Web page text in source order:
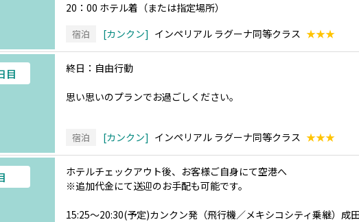
20：00 ホテル着（または指定場所）
宿泊 カンクン インペリアル ラグーナ同等クラス ★★★
目 終日：自由行動
思い思いのプランでお過ごしください。
宿泊 カンクン インペリアル ラグーナ同等クラス ★★★
ホテルチェックアウト後、お客様ご自身にて空港へ
※追加代金にて送迎のお手配も可能です。
15:25～20:30(予定)カンクン発（飛行機／メキシコシティ乗継）成